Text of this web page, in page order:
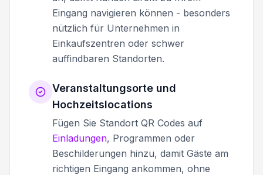
Eingang navigieren können - besonders
nützlich für Unternehmen in
Einkaufszentren oder schwer
auffindbaren Standorten.
Veranstaltungsorte und
Hochzeitslocations
Fügen Sie Standort QR Codes auf
Einladungen, Programmen oder
Beschilderungen hinzu, damit Gäste am
richtigen Eingang ankommen, ohne